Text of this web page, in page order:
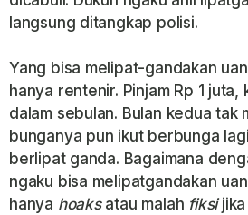
langsung ditangkap polisi.
Yang bisa melipat-gandakan
hanya rentenir. Pinjam Rp 1 juta,
dalam sebulan. Bulan kedua tak
bunganya pun ikut berbunga
berlipat ganda. Bagaimana
ngaku bisa melipatgandakan
hanya hoaksatau malah fiksijika